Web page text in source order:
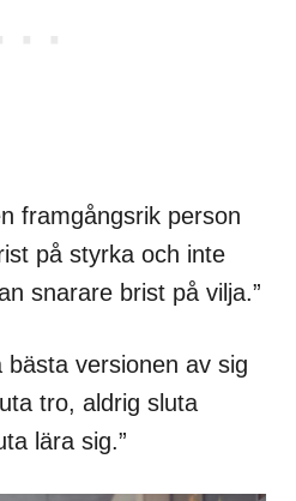
framgångsrik person
på styrka och inte
snarare brist på vilja.”
bästa versionen av sig
tro, aldrig sluta
lära sig.”